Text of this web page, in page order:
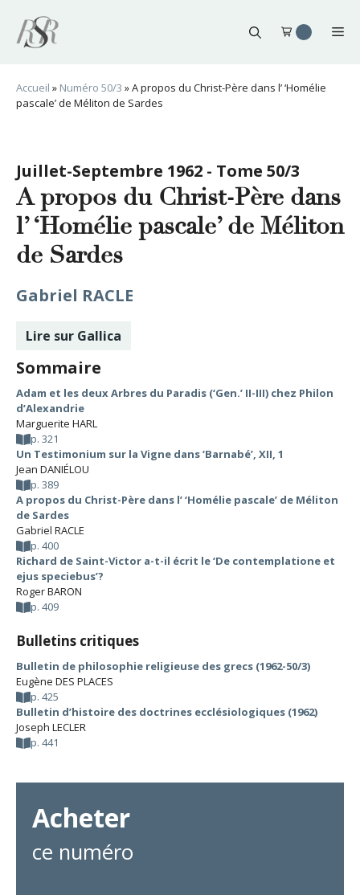
contenu
Accueil » Numéro 50/3 »A propos du Christ-Père dans l’ ‘Homélie
pascale’ de Méliton de Sardes
Juillet-Septembre 1962 - Tome 50/3
A propos du Christ-Père dans
l’ ‘Homélie pascale’ de Méliton
de Sardes
Gabriel RACLE
Lire sur Gallica
Sommaire
Adam et les deux Arbres du Paradis (‘Gen.’ II-III) chez Philon
d’Alexandrie
Marguerite HARL
p. 321
Un Testimonium sur la Vigne dans ‘Barnabé’, XII, 1
Jean DANIÉLOU
p. 389
A propos du Christ-Père dans l’ ‘Homélie pascale’ de Méliton
de Sardes
Gabriel RACLE
p. 400
Richard de Saint-Victor a-t-il écrit le ‘De contemplatione et
ejus speciebus’?
Roger BARON
p. 409
Bulletins critiques
Bulletin de philosophie religieuse des grecs (1962-50/3)
Eugène DES PLACES
p. 425
Bulletin d’histoire des doctrines ecclésiologiques (1962)
Joseph LECLER
p. 441
Acheter
ce numéro